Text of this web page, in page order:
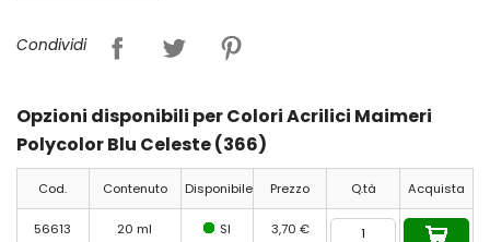
Condividi
Opzioni disponibili per Colori Acrilici Maimeri
Polycolor Blu Celeste (366)
Cod. Contenuto Disponibile Prezzo Q.tà Acquista
56613 20 ml SI 3,70 €